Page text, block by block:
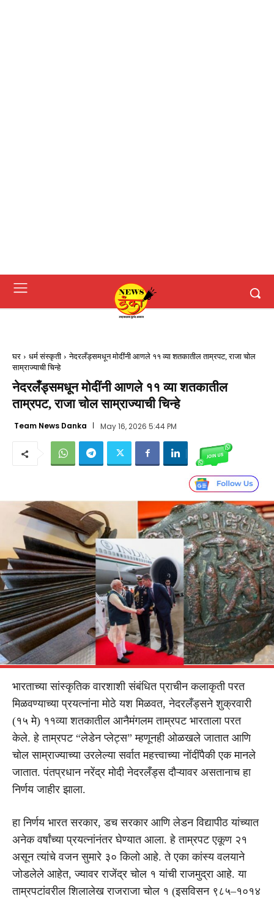
घर धर्म संस्कृती
नेदरलँड्समधून मोदींनी आणले ११ व्या शतकातील ताम्रपट, राजा चोल
साम्राज्याची चिन्हे
नेदरलँड्समधून मोदींनी आणले ११ व्या शतकातील
ताम्रपट, राजा चोल साम्राज्याची चिन्हे
Team News Danka May 16, 2026 5:44 PM
भारताच्या सांस्कृतिक वारशाशी संबंधित प्राचीन कलाकृती परत
मिळवण्याच्या प्रयत्नांना मोठे यश मिळवत, नेदरलँड्सने शुक्रवारी
(१५ मे) ११व्या शतकातील आनैमंगलम ताम्रपट भारताला परत
केले. हे ताम्रपट “लेडेन प्लेट्स” म्हणूनही ओळखले जातात आणि
चोल साम्राज्याच्या उरलेल्या सर्वात महत्त्वाच्या नोंदींपैकी एक मानले
जातात. पंतप्रधान नरेंद्र मोदी नेदरलँड्स दौऱ्यावर असतानाच हा
निर्णय जाहीर झाला.
हा निर्णय भारत सरकार, डच सरकार आणि लेडन विद्यापीठ यांच्यात
अनेक वर्षांच्या प्रयत्नांनंतर घेण्यात आला. हे ताम्रपट एकूण २१
असून त्यांचे वजन सुमारे ३० किलो आहे. ते एका कांस्य वलयाने
जोडलेले आहेत, ज्यावर राजेंद्र चोल १ यांची राजमुद्रा आहे. या
ताम्रपटांवरील शिलालेख राजराजा चोल १ (इसविसन ९८५–१०१४